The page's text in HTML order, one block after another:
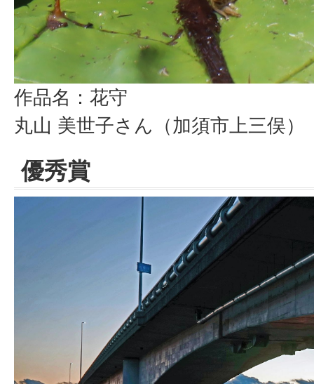
作品名：花守
丸山 美世子さん（加須市上三俣）
優秀賞